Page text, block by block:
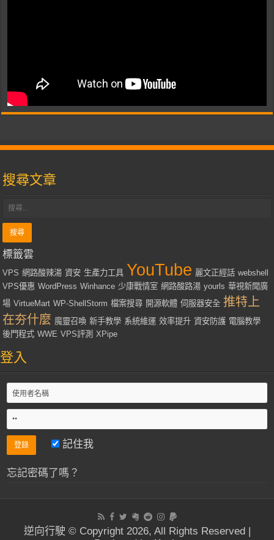
搜尋文章
標籤雲
VPS 網路酸辣湯 資安 生產力工具 YouTube 麗文正經話 webshell
VPS優惠 WordPress Winhance 少康戰情室 網路酸路湯 yourls 華視新聞廣
場 VirtueMart WP-ShellStorm 檔案搜尋 開源軟體 伺服器安全 推特上
在夯什麼 魔靈召喚 新手教學 系統維運 效率提升 資安防護 電腦教學
後門程式 WWE VPS評測 XPipe
登入
記住我
忘記密碼了嗎？
逆向行駛 © Copyright 2026, All Rights Reserved |